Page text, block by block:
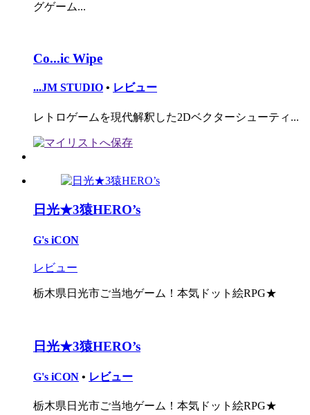
グゲーム...
Co...ic Wipe
...JM STUDIO • レビュー
レトロゲームを現代解釈した2Dベクターシューティ...
日光★3猿HERO’s
G's iCON
レビュー
栃木県日光市ご当地ゲーム！本気ドット絵RPG★
日光★3猿HERO’s
G's iCON • レビュー
栃木県日光市ご当地ゲーム！本気ドット絵RPG★